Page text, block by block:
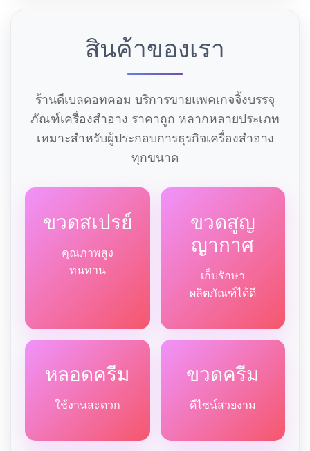
สินค้าของเรา
ร้านดีเบลดอทคอม บริการขายแพคเกจจิ้งบรรจุ
ภัณฑ์เครื่องสำอาง ราคาถูก หลากหลายประเภท
เหมาะสำหรับผู้ประกอบการธุรกิจเครื่องสำอาง
ทุกขนาด
ขวดสเปรย์
คุณภาพสูง
ทนทาน
ขวดสูญ
ญากาศ
เก็บรักษา
ผลิตภัณฑ์ได้ดี
หลอดครีม
ใช้งานสะดวก
ขวดครีม
ดีไซน์สวยงาม